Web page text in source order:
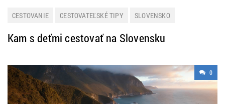
CESTOVANIE CESTOVATEĽSKÉ TIPY SLOVENSKO
Kam s deťmi cestovať na Slovensku
0